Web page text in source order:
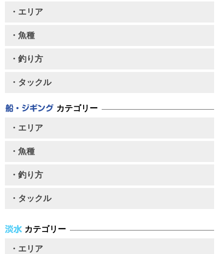
・エリア
・魚種
・釣り方
・タックル
カテゴリー
・エリア
・魚種
・釣り方
・タックル
カテゴリー
・エリア